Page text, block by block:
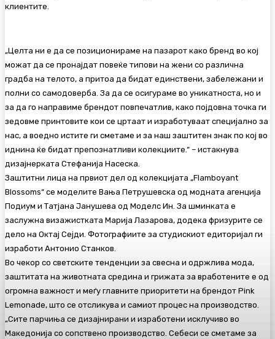
клиентите.
„Целта ни е да се позиционираме на пазарот како бренд во кој
можат да се пронајдат повеќе типови на жени со различна
градба на телото, а притоа да бидат единствени, забележани и
полни со самодоверба. За да се осигураме во уникатноста, но и
за да го направиме брендот повпечатлив, како појдовна точка ги
зедовме принтовите кои се цртаат и изработуваат специјално за
нас, а воедно истите ги сметаме и за наш заштитен знак по кој во
иднина ќе бидат препознатливи колекциите.“ – истакнува
дизајнерката Стефанија Насеска.
Заштитни лица на првиот дел од колекцијата „Flamboyant
Blossoms“ се моделите Вања Петрушевска од модната агенција
Подиум и Татјана Јанушева од Моделс Ин. За шминката е
заслужна визажистката Марија Лазарова, додека фризурите се
дело на Октај Сејди. Фотографиите за студискиот едиторијал ги
изработи Антонио Станков.
Во чекор со светските тенденции за свесна и одржлива мода,
заштитата на животната средина и грижата за вработените е од
огромна важност и меѓу главните приоритети на брендот Pink
Lemonade, што се отсликува и самиот процес на производство.
„Сите парчиња се дизајнирани и изработени исклучиво во
Македонија со сопствено производство. Себеси се сметаме за